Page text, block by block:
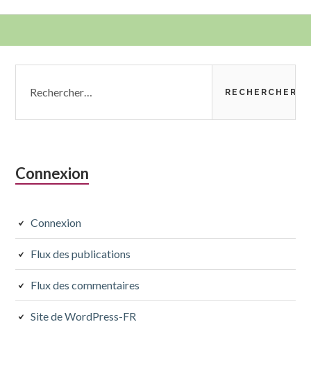
latérale
subsidiaire
Connexion
Connexion
Flux des publications
Flux des commentaires
Site de WordPress-FR